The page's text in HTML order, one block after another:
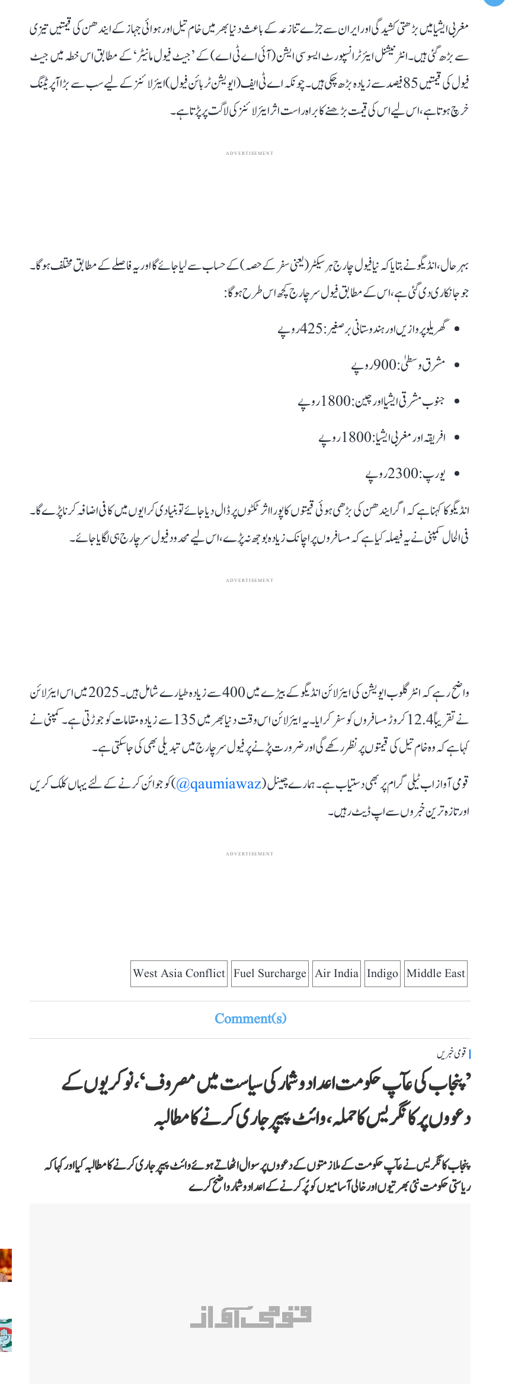
مغربی ایشیا میں بڑھتی کشیدگی اور ایران سے جڑے تنازعہ کے باعث دنیا بھر میں خام تیل اور ہوائی جہاز کے ایندھن کی قیمتیں تیزی
سے بڑھ گئی ہیں۔ انٹرنیشنل ایئر ٹرانسپورٹ ایسو سی ایشن (آئی اے ٹی اے) کے ’جیٹ فیول مانیٹر‘ کے مطابق اس خطہ میں جیٹ
فیول کی قیمتیں 85 فیصد سے زیادہ بڑھ چکی ہیں۔ چونکہ اے ٹی ایف (ایویشن ٹربائن فیول) ایئر لائنز کے لیے سب سے بڑا آپریٹنگ
خرچ ہوتا ہے، اس لیے اس کی قیمت بڑھنے کا براہ راست اثر ایئر لائنز کی لاگت پر پڑتا ہے۔
ADVERTISEMENT
بہرحال، انڈیگو نے بتایا کہ نیا فیول چارج ہر سیکٹر (یعنی سفر کے حصہ) کے حساب سے لیا جائے گا اور یہ فاصلے کے مطابق مختلف ہوگا۔
جو جانکاری دی گئی ہے، اس کے مطابق فیول سرچارج کچھ اس طرح ہوگا:
گھریلو پروازیں اور ہندوستانی برصغیر: 425 روپے
مشرق وسطیٰ: 900 روپے
جنوب مشرقی ایشیا اور چین: 1800 روپے
افریقہ اور مغربی ایشیا: 1800 روپے
یورپ: 2300 روپے
انڈیگو کا کہنا ہے کہ اگر ایندھن کی بڑھی ہوئی قیمتوں کا پورا اثر ٹکٹوں پر ڈال دیا جائے تو بنیادی کرایوں میں کافی اضافہ کرنا پڑے گا۔
فی الحال کمپنی نے یہ فیصلہ کیا ہے کہ مسافروں پر اچانک زیادہ بوجھ نہ پڑے، اس لیے محدود فیول سرچارج ہی لگایا جائے۔
ADVERTISEMENT
واضح رہے کہ انٹر گلوب ایویشن کی ایئر لائن انڈیگو کے بیڑے میں 400 سے زیادہ طیارے شامل ہیں۔ 2025 میں اس ایئرلائن
نے تقریباً 12.4 کروڑ مسافروں کو سفر کرایا۔ یہ ایئرلائن اس وقت دنیا بھر میں 135 سے زیادہ مقامات کو جوڑتی ہے۔ کمپنی نے
کہا ہے کہ وہ خام تیل کی قیمتوں پر نظر رکھے گی اور ضرورت پڑنے پر فیول سرچارج میں تبدیلی بھی کی جا سکتی ہے۔
قومی آواز اب ٹیلی گرام پر بھی دستیاب ہے۔ ہمارے چینل (qaumiawaz@
) کو جوائن کرنے کے لئے یہاں کلک کریں
اور تازہ ترین خبروں سے اپ ڈیٹ رہیں۔
ADVERTISEMENT
Middle East
Indigo
Air India
Fuel Surcharge
West Asia Conflict
Comment(s)
قومی خبریں
’پنجاب کی عآپ حکومت اعداد و شمار کی سیاست میں مصروف‘، نوکریوں کے
دعووں پر کانگریس کا حملہ، وائٹ پیپر جاری کرنے کا مطالبہ
پنجاب کانگریس نے عآپ حکومت کے ملازمتوں کے دعووں پر سوال اٹھاتے ہوئے وائٹ پیپر جاری کرنے کا مطالبہ کیا اور کہا کہ
ریاستی حکومت نئی بھرتیوں اور خالی آسامیوں کو پُر کرنے کے اعداد و شمار واضح کرے